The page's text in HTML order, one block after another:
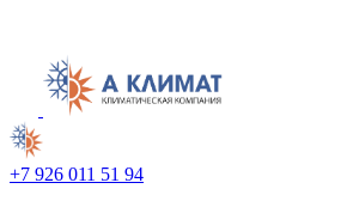
+7 926 011 51 94